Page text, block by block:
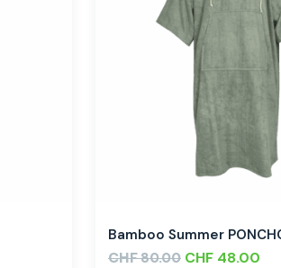
Bamboo Summer
CHF80.00 CHF 48.00